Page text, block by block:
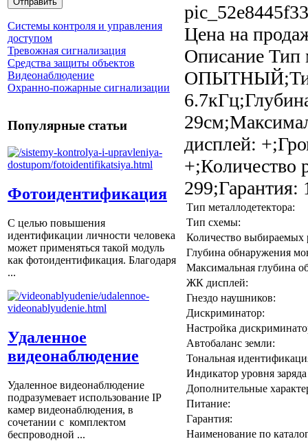
Системы контроля и управления
доступом
Тревожная сигнализация
Средства защиты объектов
Видеонаблюдение
Охранно-пожарные сигнализации
Популярные статьи
Фотоидентификация
С целью повышения
идентификации личности человека
может применяться такой модуль
как фотоидентификация. Благодаря
...
Удаленное
видеонаблюдение
Удаленное видеонаблюдение
подразумевает использование IP
камер видеонаблюдения, в
сочетании с комплектом
беспроводной ...
Цена на
Описание Тип
ОПЫТНЫЙ;Тип
дисплей:
+;Количество
299;Гарантия:
Тип металлодетектора:
Тип схемы:
Количество выбираемых
Глубина обнаружения
Максимальная глубина
ЖК дисплей:
Гнездо наушников:
Дискриминатор:
Настройка
Автобаланс земли:
Тональная
Индикатор уровня
Дополнительные
Питание:
Гарантия:
Наименование по